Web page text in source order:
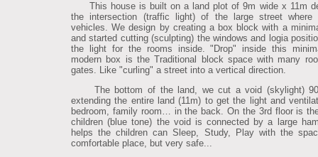
This house is built on a land plot of 9m wide x 11m
the intersection (traffic light) of the large street where
vehicles. We design by creating a box block with a
and started cutting (sculpting) the windows and logia
the light for the rooms inside. "Drop" inside this
modern box is the Traditional block space with many
gates. Like "curling" a street into a vertical direction.
The bottom of the land, we cut a void (skylight)
extending the entire land (11m) to get the light and
bedroom, family room… in the back. On the 3rd floor is
children (blue tone) the void is connected by a large
helps the children can Sleep, Study, Play with the
comfortable place, but very safe...